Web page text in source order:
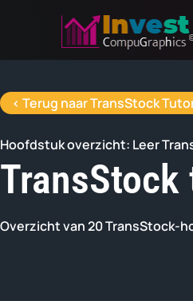
< Terug naar TransStock
Hoofdstuk overzicht: Leer
Overzicht van 20 TransStock-